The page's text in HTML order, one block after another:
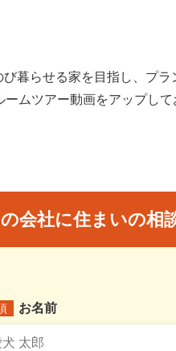
び暮らせる家を目指し、プ
ームツアー動画をアップし
会社に住まいの相
お名前